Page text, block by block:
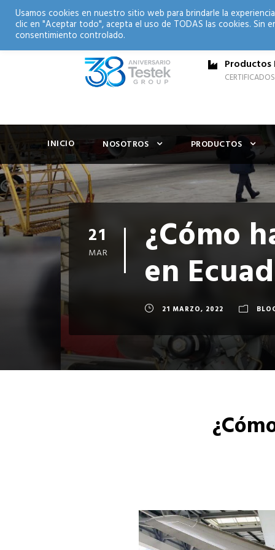
INICIO NOSOTROS PRODUCTOS
21
MAR ¿Cómo
en
21 MARZO, 2022
Usamos cookies en nuestro sitio web para brindarle la
clic en "Aceptar todo", acepta el uso de TODAS las cookies. Sin
consentimiento controlado.